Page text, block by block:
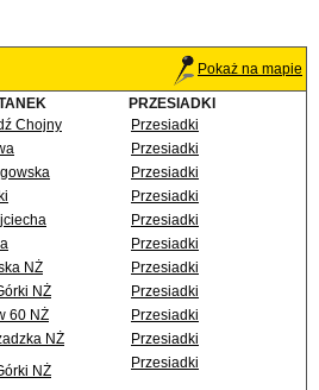
Pokaż na mapie
PRZESIADKI
Chojny
Przesiadki
Przesiadki
Przesiadki
Przesiadki
Przesiadki
Przesiadki
NŻ
Przesiadki
NŻ
Przesiadki
60 NŻ
Przesiadki
NŻ
Przesiadki
NŻ Przesiadki